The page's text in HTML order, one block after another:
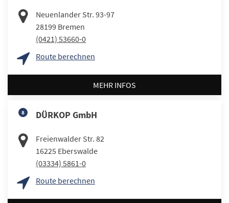
Neuenlander Str. 93-97
28199 Bremen
(0421) 53660-0
Route berechnen
MEHR INFOS
8 DÜRKOP GmbH
Freienwalder Str. 82
16225 Eberswalde
(03334) 5861-0
Route berechnen